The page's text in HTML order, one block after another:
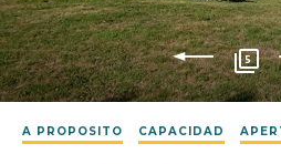
5
A PROPOSITO CAPACIDAD